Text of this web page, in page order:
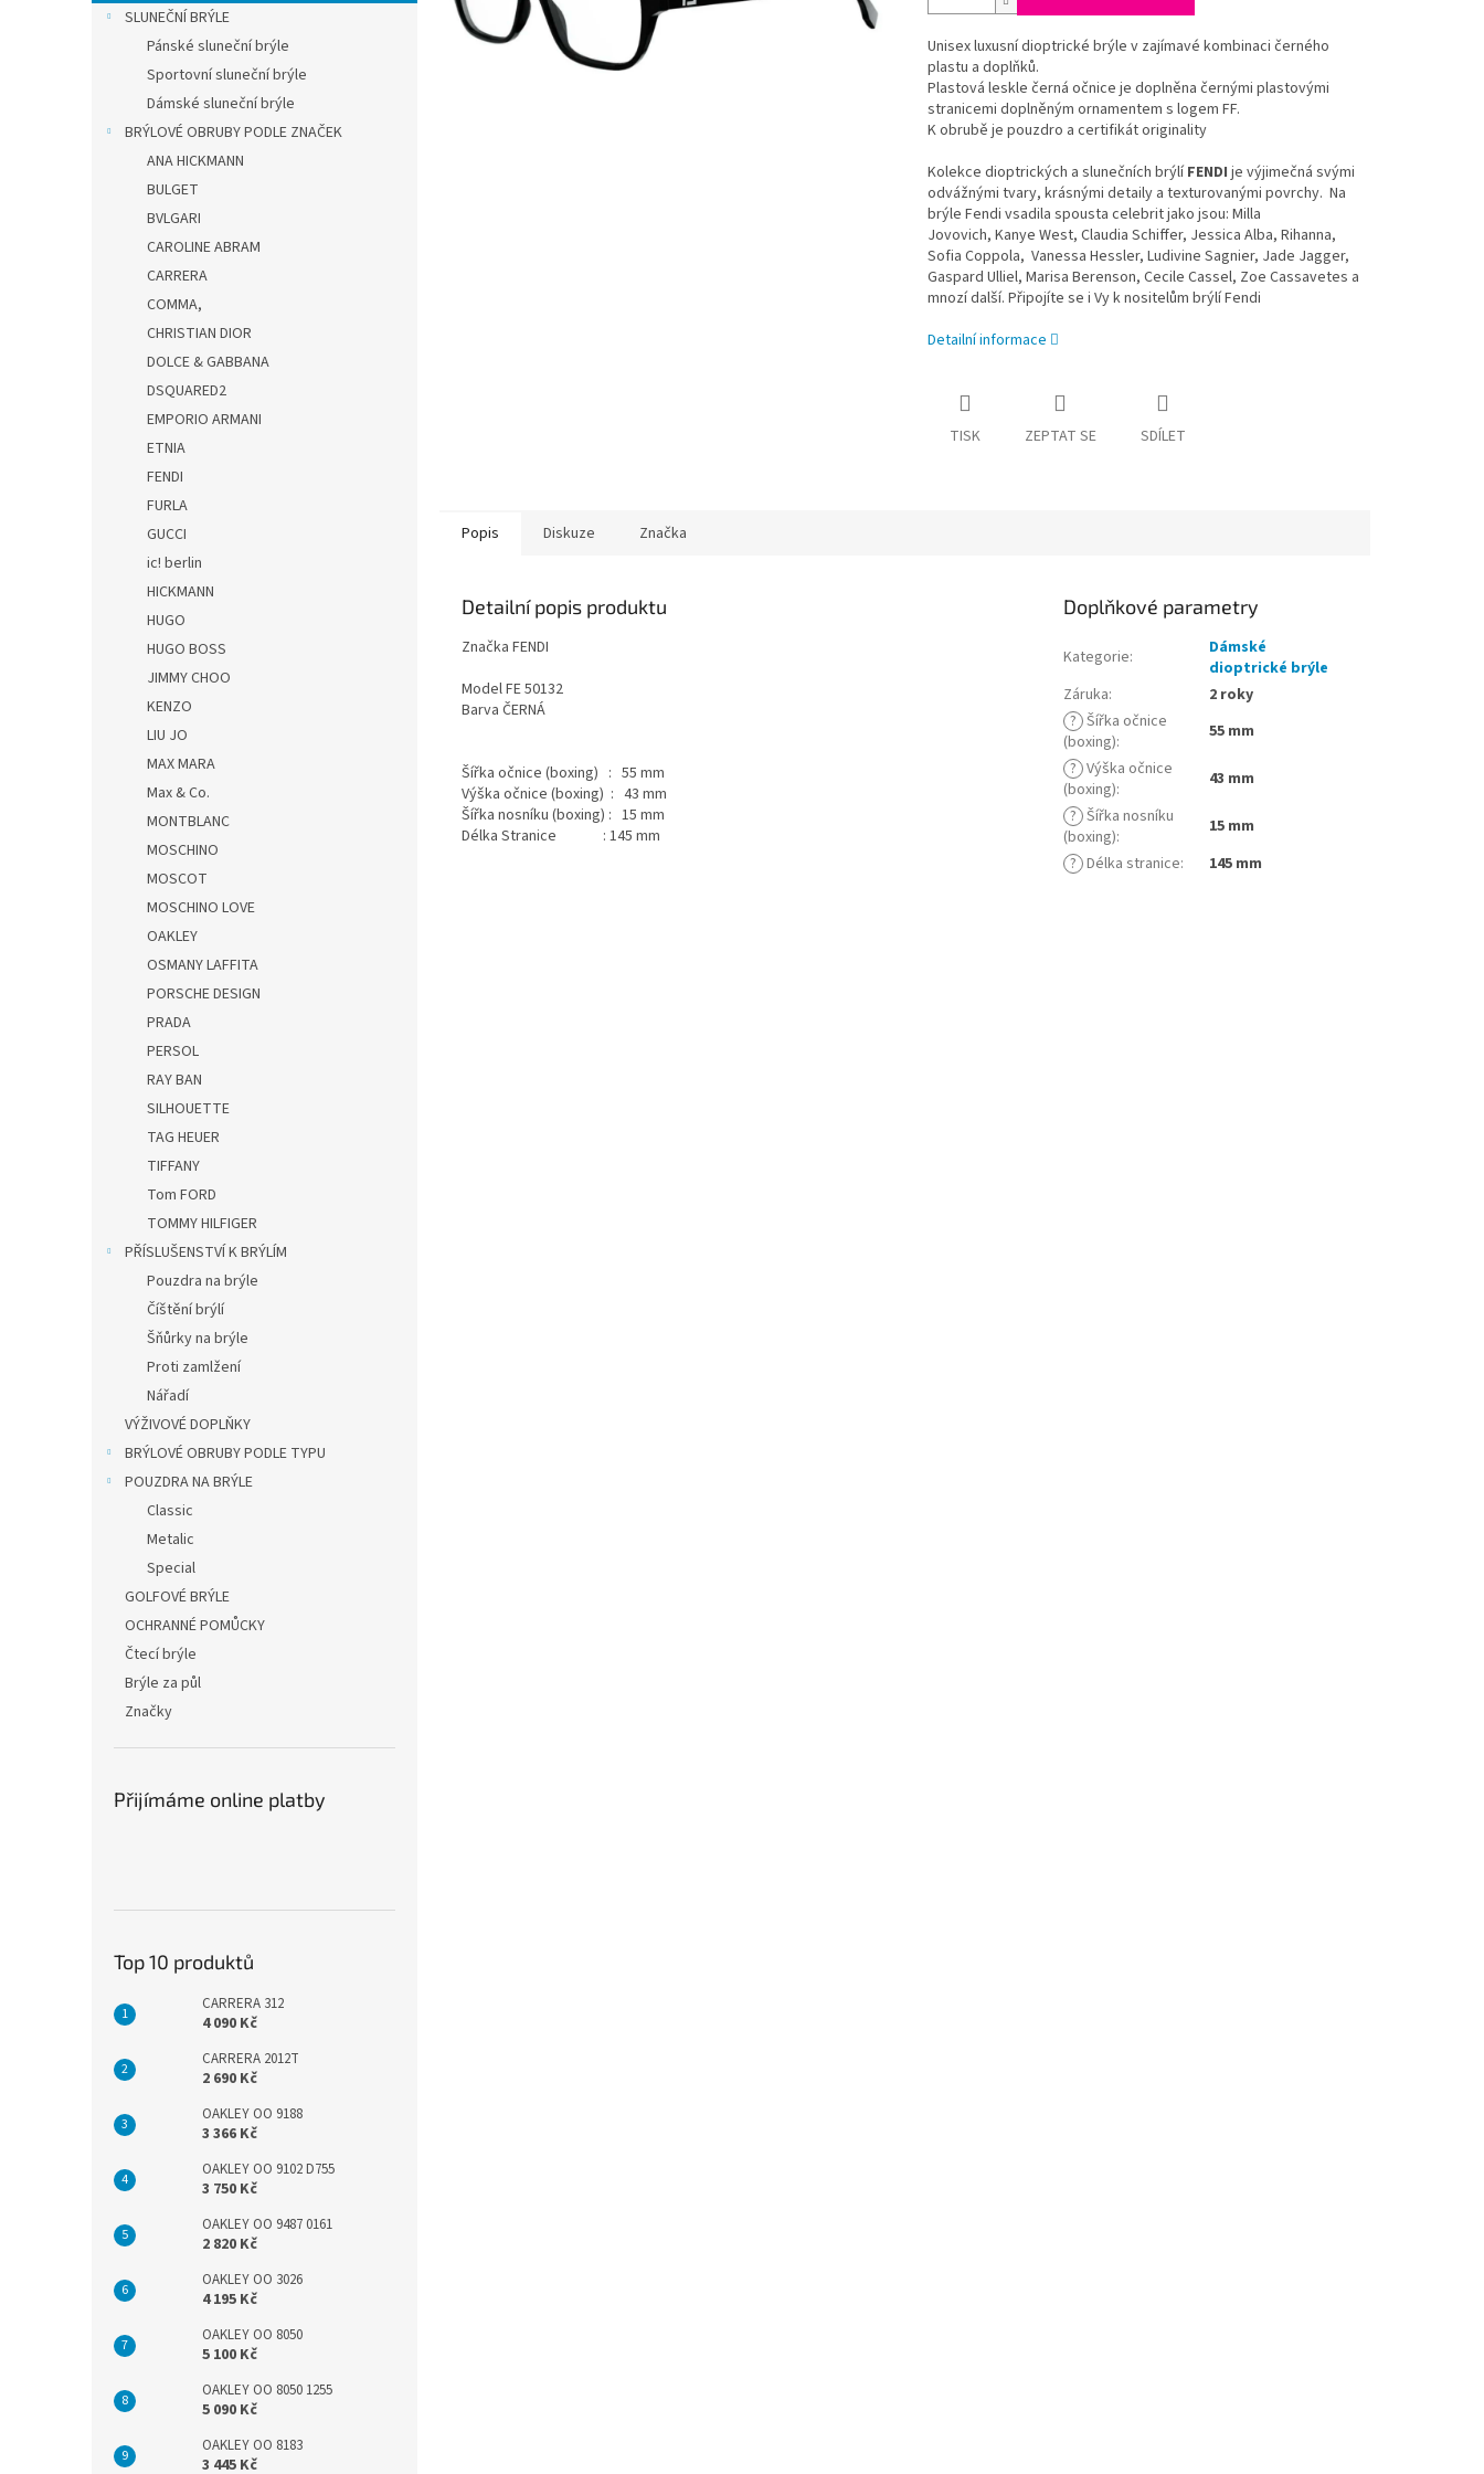
n
SLUNEČNÍ BRÝLE
Pánské sluneční brýle
Sportovní sluneční brýle
Dámské sluneční brýle
BRÝLOVÉ OBRUBY PODLE ZNAČEK
ANA HICKMANN
BULGET
BVLGARI
CAROLINE ABRAM
CARRERA
COMMA,
CHRISTIAN DIOR
DOLCE & GABBANA
DSQUARED2
EMPORIO ARMANI
ETNIA
FENDI
FURLA
GUCCI
ic! berlin
HICKMANN
HUGO
HUGO BOSS
JIMMY CHOO
KENZO
LIU JO
MAX MARA
Max & Co.
MONTBLANC
MOSCHINO
MOSCOT
MOSCHINO LOVE
OAKLEY
OSMANY LAFFITA
PORSCHE DESIGN
PRADA
PERSOL
RAY BAN
SILHOUETTE
TAG HEUER
TIFFANY
Tom FORD
TOMMY HILFIGER
PŘÍSLUŠENSTVÍ K BRÝLÍM
Pouzdra na brýle
Číštění brýlí
Šňůrky na brýle
Proti zamlžení
Nářadí
VÝŽIVOVÉ DOPLŇKY
BRÝLOVÉ OBRUBY PODLE TYPU
POUZDRA NA BRÝLE
Classic
Metalic
Special
GOLFOVÉ BRÝLE
OCHRANNÉ POMŮCKY
Čtecí brýle
Brýle za půl
Značky
Přijímáme online platby
Top 10 produktů
CARRERA 312
4 090 Kč
CARRERA 2012T
2 690 Kč
OAKLEY OO 9188
3 366 Kč
OAKLEY OO 9102 D755
3 750 Kč
OAKLEY OO 9487 0161
2 820 Kč
OAKLEY OO 3026
4 195 Kč
OAKLEY OO 8050
5 100 Kč
OAKLEY OO 8050 1255
5 090 Kč
OAKLEY OO 8183
3 445 Kč
Unisex luxusní dioptrické brýle v zajímavé kombinaci černého
plastu a doplňků.
Plastová leskle černá očnice je doplněna černými plastovými
stranicemi doplněným ornamentem s logem FF.
K obrubě je pouzdro a certifikát originality
Kolekce dioptrických a slunečních brýlíFENDI je výjimečná svými
odvážnými tvary, krásnými detaily a texturovanými povrchy. Na
brýle Fendi vsadila spousta celebrit jako jsou: Milla
Jovovich, Kanye West, Claudia Schiffer, Jessica Alba, Rihanna,
Sofia Coppola, Vanessa Hessler, Ludivine Sagnier, Jade Jagger,
Gaspard Ulliel, Marisa Berenson, Cecile Cassel, Zoe Cassavetes a
mnozí další. Připojíte se i Vy k nositelům brýlí Fendi
Detailní informace
TISK ZEPTAT SE SDÍLET
Popis Diskuze Značka
Detailní popis produktu
Značka FENDI
Model FE 50132
Barva ČERNÁ
Šířka očnice (boxing) : 55 mm
Výška očnice (boxing) : 43 mm
Šířka nosníku (boxing) : 15 mm
Délka Stranice : 145 mm
Doplňkové parametry
Kategorie:
Dámské
dioptrické brýle
Záruka:
2 roky
? Šířka očnice
(boxing):
55 mm
? Výška očnice
(boxing):
43 mm
? Šířka nosníku
(boxing):
15 mm
? Délka stranice: 145 mm